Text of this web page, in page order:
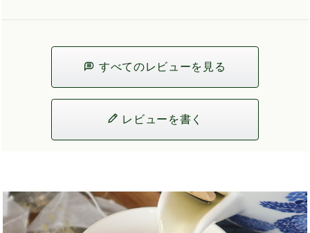
すべてのレビューを見る
レビューを書く